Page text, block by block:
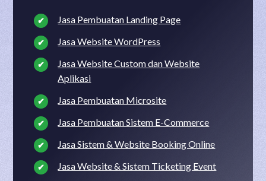
Jasa Pembuatan Landing Page
Jasa Website WordPress
Jasa Website Custom dan Website
Aplikasi
Jasa Pembuatan Microsite
Jasa Pembuatan Sistem E-Commerce
Jasa Sistem & Website Booking Online
Jasa Website & Sistem Ticketing Event